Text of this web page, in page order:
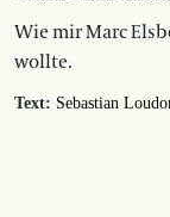
Wie mir Marc
wollte.
Text: Sebastian